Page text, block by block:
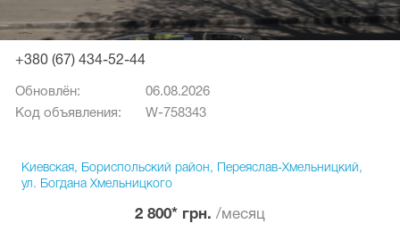
+380 (67) 434-52-44
Обновлён:
06.08.2026
Код объявления:
W-758343
Киевская, Бориспольский район, Переяслав-Хмельницкий,
ул. Богдана Хмельницкого
2 800* грн. /месяц